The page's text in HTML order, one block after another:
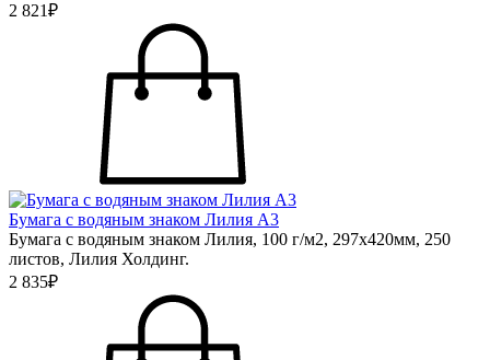
2 821₽
Бумага с водяным знаком Лилия А3
Бумага с водяным знаком Лилия, 100 г/м2, 297х420мм, 250
листов, Лилия Холдинг.
2 835₽